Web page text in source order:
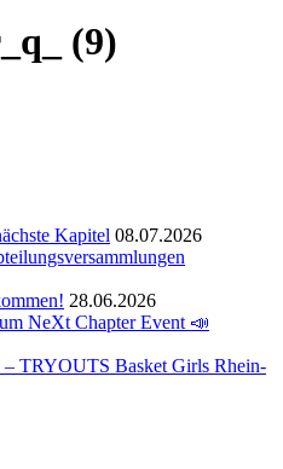
(9)
Kapitel 08.07.2026
28.06.2026
NeXt Chapter Event 📣
TRYOUTS Basket Girls Rhein-